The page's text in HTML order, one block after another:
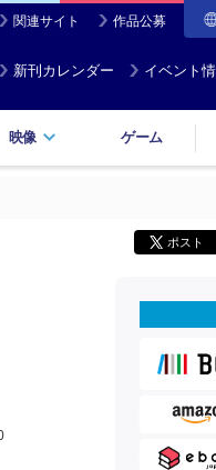
関連サイト 作品公募
新刊カレンダー イベント
映像 ゲーム
ポスト